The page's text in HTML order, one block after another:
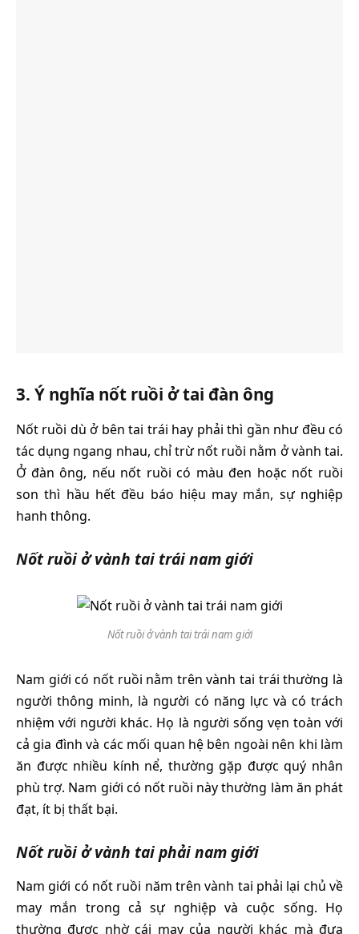
3. Ý nghĩa nốt ruồi ở tai đàn ông
Nốt ruồi dù ở bên tai trái hay phải thì gần như đều có
tác dụng ngang nhau, chỉ trừ nốt ruồi nằm ở vành tai.
Ở đàn ông, nếu nốt ruồi có màu đen hoặc nốt ruồi
son thì hầu hết đều báo hiệu may mắn, sự nghiệp
hanh thông.
Nốt ruồi ở vành tai trái nam giới
Nốt ruồi ở vành tai trái nam giới
Nam giới có nốt ruồi nằm trên vành tai trái thường là
người thông minh, là người có năng lực và có trách
nhiệm với người khác. Họ là người sống vẹn toàn với
cả gia đình và các mối quan hệ bên ngoài nên khi làm
ăn được nhiều kính nể, thường gặp được quý nhân
phù trợ. Nam giới có nốt ruồi này thường làm ăn phát
đạt, ít bị thất bại.
Nốt ruồi ở vành tai phải nam giới
Nam giới có nốt ruồi năm trên vành tai phải lại chủ về
may mắn trong cả sự nghiệp và cuộc sống. Họ
thường được nhờ cái may của người khác mà đưa